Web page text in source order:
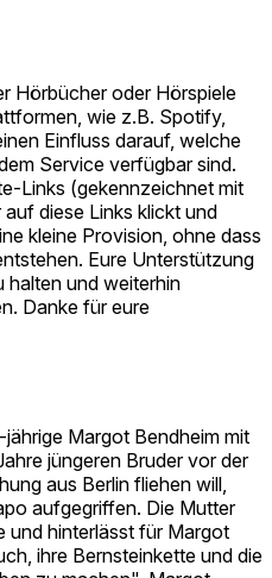
Hörbücher oder Hörspiele
wie z.B. Spotify,
Einfluss darauf, welche
Service verfügbar sind.
Links (gekennzeichnet mit
diese Links klickt und
kleine Provision, ohne dass
Eure Unterstützung
halten und weiterhin
Danke für eure
Margot Bendheim mit
jüngeren Bruder vor der
aus Berlin fliehen will,
aufgegriffen. Die Mutter
und hinterlässt für Margot
ihre Bernsteinkette und die